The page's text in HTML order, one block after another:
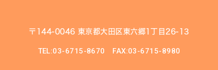
〒144-0046 東京都大田区東六郷1丁目26-13
TEL:03-6715-8670 FAX:03-6715-8980